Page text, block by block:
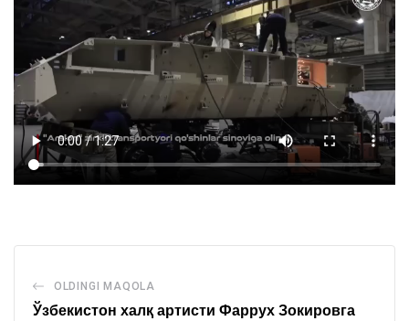
OLDINGI MAQOLA
Ўзбекистон халқ артисти Фаррух Зокировга